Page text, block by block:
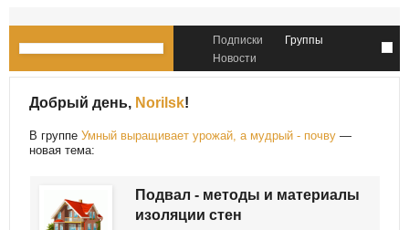
Подписки
Группы
Новости
Добрый день, Norilsk!
В группеУмный выращивает урожай, а мудрый - почву —
новая тема:
Подвал - методы и материалы
изоляции стен